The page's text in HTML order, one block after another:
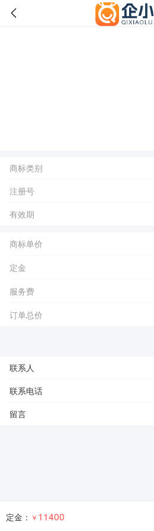
商标类别
注册号
有效期
商标单价
定金
服务费
订单总价
联系人
联系电话
留言
定金： ￥ 11400